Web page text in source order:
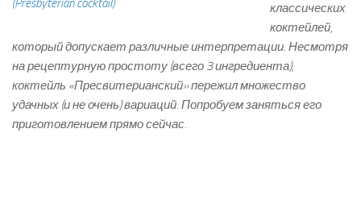
классических
коктейлей,
который допускает различные интерпретации. Несмотря
на рецептурную простоту (всего 3 ингредиента),
коктейль «Пресвитерианский» пережил множество
удачных (и не очень) вариаций. Попробуем заняться его
приготовлением прямо сейчас.